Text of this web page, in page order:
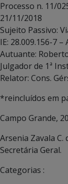
Processo n. 11/
21/11/2018
Sujeito Passivo:
IE: 28.009.156-7
Autuante:
Julgador de 1ª
Relator: Cons.
*reincluídos em
Campo Grande,
Arsenia Zavala C.
Secretária Geral.
Categorias :